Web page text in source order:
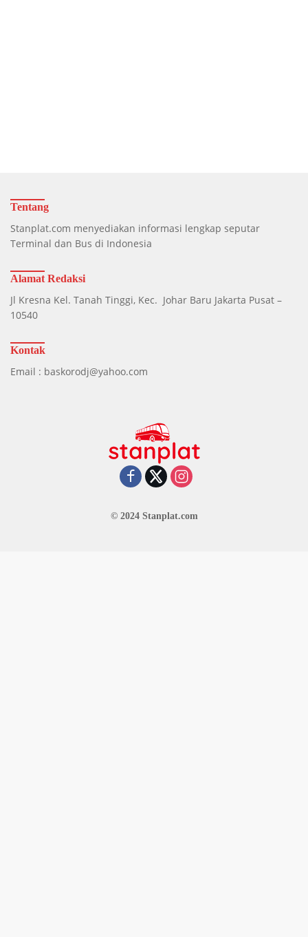
Tentang
Stanplat.com menyediakan informasi lengkap seputar
Terminal dan Bus di Indonesia
Alamat Redaksi
Jl Kresna Kel. Tanah Tinggi, Kec. Johar Baru Jakarta Pusat –
10540
Kontak
Email : baskorodj@yahoo.com
© 2024 Stanplat.com